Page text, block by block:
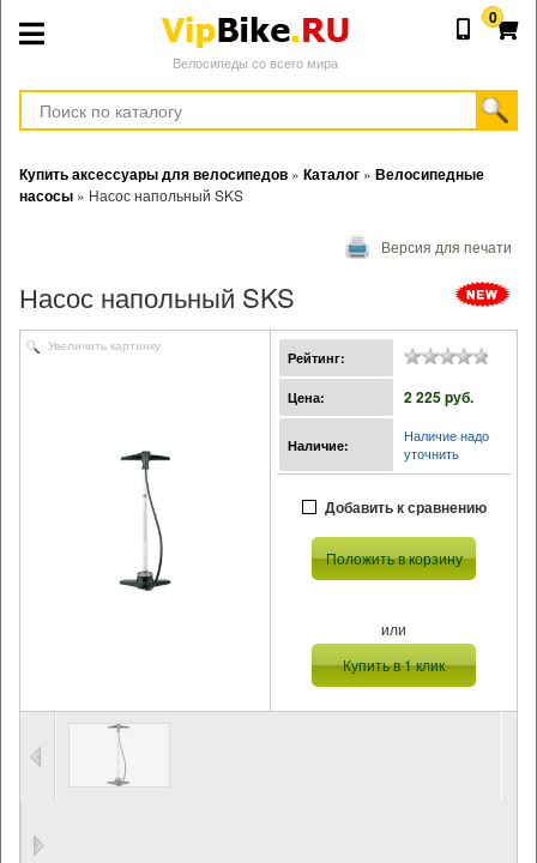
Велосипеды со всего мира
0
Купить аксессуары для велосипедов » Каталог » Велосипедные
насосы » Насос напольный SKS
Версия для печати
Насос напольный SKS
Увеличить картинку
Рейтинг:
Цена: 2 225 pуб.
Наличие:
Наличие надо
уточнить
Добавить к сравнению
Положить в корзину
или
Купить в 1 клик